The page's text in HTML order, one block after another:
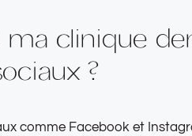
ma clinique
?
comme Facebook et